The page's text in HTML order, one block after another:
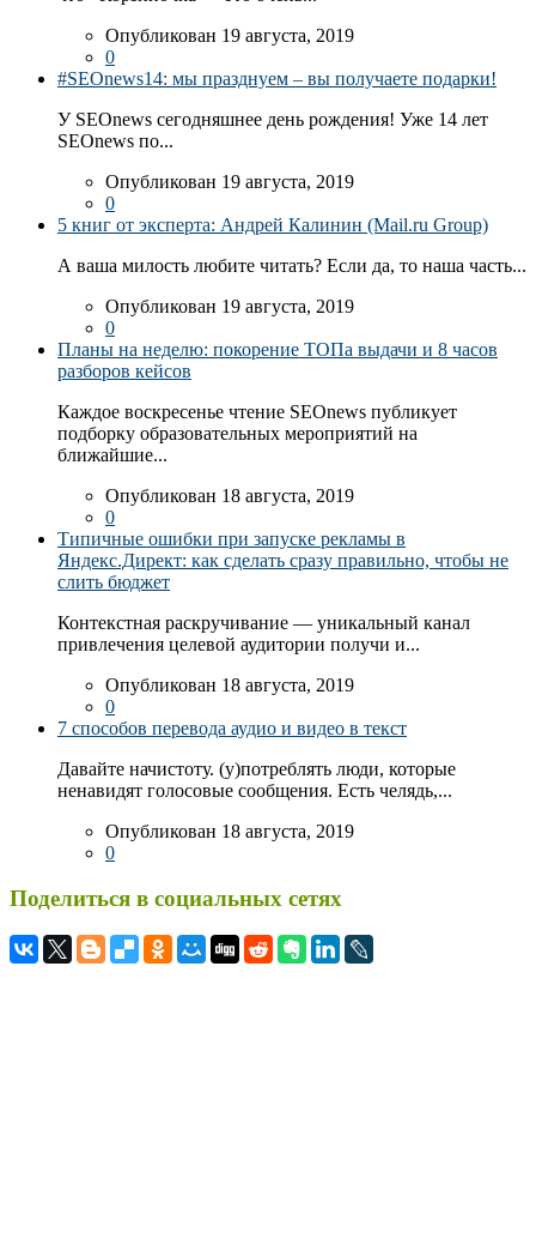
Опубликован 19 августа, 2019
0
#SEOnews14: мы празднуем – вы получаете подарки!
У SEOnews сегодняшнее день рождения! Уже 14 лет
SEOnews по...
Опубликован 19 августа, 2019
0
5 книг от эксперта: Андрей Калинин (Mail.ru Group)
А ваша милость любите читать? Если да, то наша часть...
Опубликован 19 августа, 2019
0
Планы на неделю: покорение ТОПа выдачи и 8 часов
разборов кейсов
Каждое воскресенье чтение SEOnews публикует
подборку образовательных мероприятий на
ближайшие...
Опубликован 18 августа, 2019
0
Типичные ошибки при запуске рекламы в
Яндекс.Директ: как сделать сразу правильно, чтобы не
слить бюджет
Контекстная раскручивание — уникальный канал
привлечения целевой аудитории получи и...
Опубликован 18 августа, 2019
0
7 способов перевода аудио и видео в текст
Давайте начистоту. (у)потреблять люди, которые
ненавидят голосовые сообщения. Есть челядь,...
Опубликован 18 августа, 2019
0
Поделиться в социальных сетях